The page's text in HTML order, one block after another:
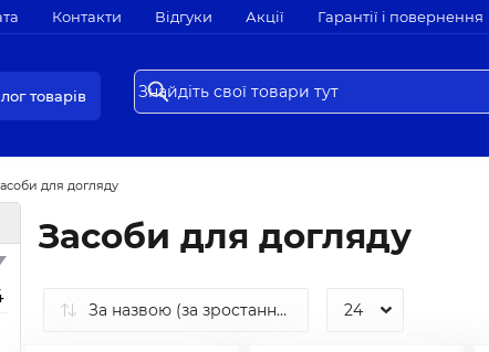
Контакти Відгуки Акції Гарантії і повернення
товарів
для догляду
Засоби для догляду